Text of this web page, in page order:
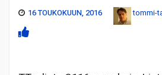
16 TOUKOKUUN, 2016 tommi-